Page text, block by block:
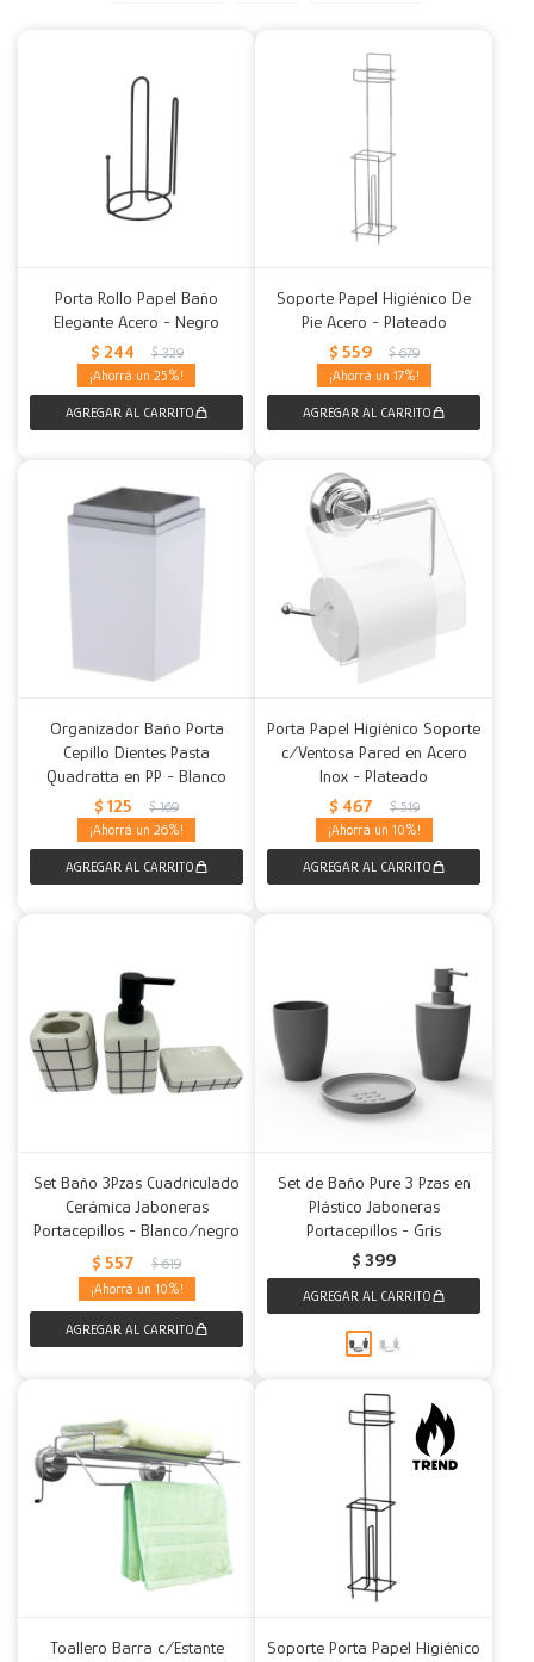
Porta Rollo Papel Baño
Elegante Acero - Negro
$ 244 $ 329
25
Soporte Papel Higiénico De
Pie Acero - Plateado
$ 559 $ 679
17
Organizador Baño Porta
Cepillo Dientes Pasta
Quadratta en PP - Blanco
$ 125 $ 169
26
Porta Papel Higiénico Soporte
c/Ventosa Pared en Acero
Inox - Plateado
$ 467 $ 519
10
Set Baño 3Pzas Cuadriculado
Cerámica Jaboneras
Portacepillos - Blanco/negro
$ 557 $ 619
10
Set de Baño Pure 3 Pzas en
Plástico Jaboneras
Portacepillos - Gris
$ 399
Toallero Barra c/Estante
Soporte Porta Papel Higiénico
Accesorios para el hogar
Herramientas
Muebles Infantiles